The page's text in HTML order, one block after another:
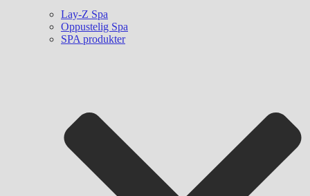
Lay-Z Spa
Oppustelig Spa
SPA produkter